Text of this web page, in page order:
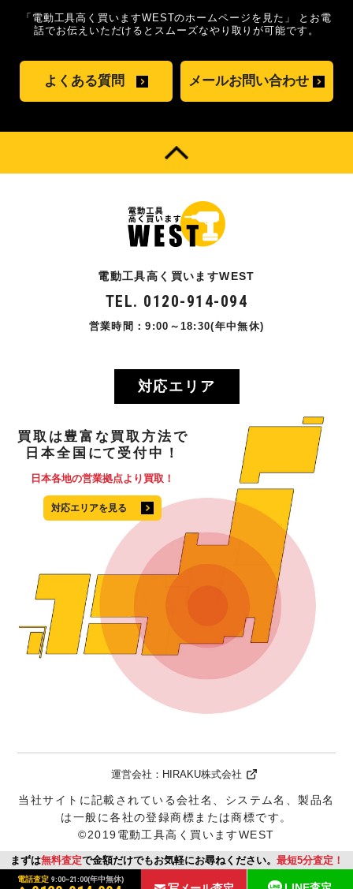
「電動工具高く買いますWESTのホームページを見た」
とお電
話でお伝えいただけるとスムーズなやり取りが可能です。
よくある質問 メールお問い合わせ
まずは無料査定で金額だけでもお気軽にお尋ねください。 最短5分査定！
電話査定9:00~21:00(年中無休)
電動工具高く買いますWEST
TEL. 0120-914-094
営業時間：9:00～18:30(年中無休)
対応エリア
買取 は豊富な買取方法で
日本全国 にて 受付中！
日本各地の営業拠点より買取！
対応エリアを見る
運営会社： HIRAKU株式会社
当社サイトに記載されている会社名、システム名、製品名
は一般に各社の登録商標または商標です。
©2019電動工具高く買いますWEST